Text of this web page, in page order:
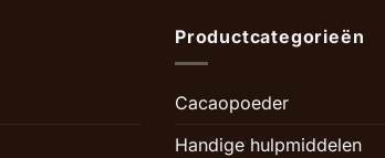
Productcategorieën
Cacaopoeder
Handige hulpmiddelen